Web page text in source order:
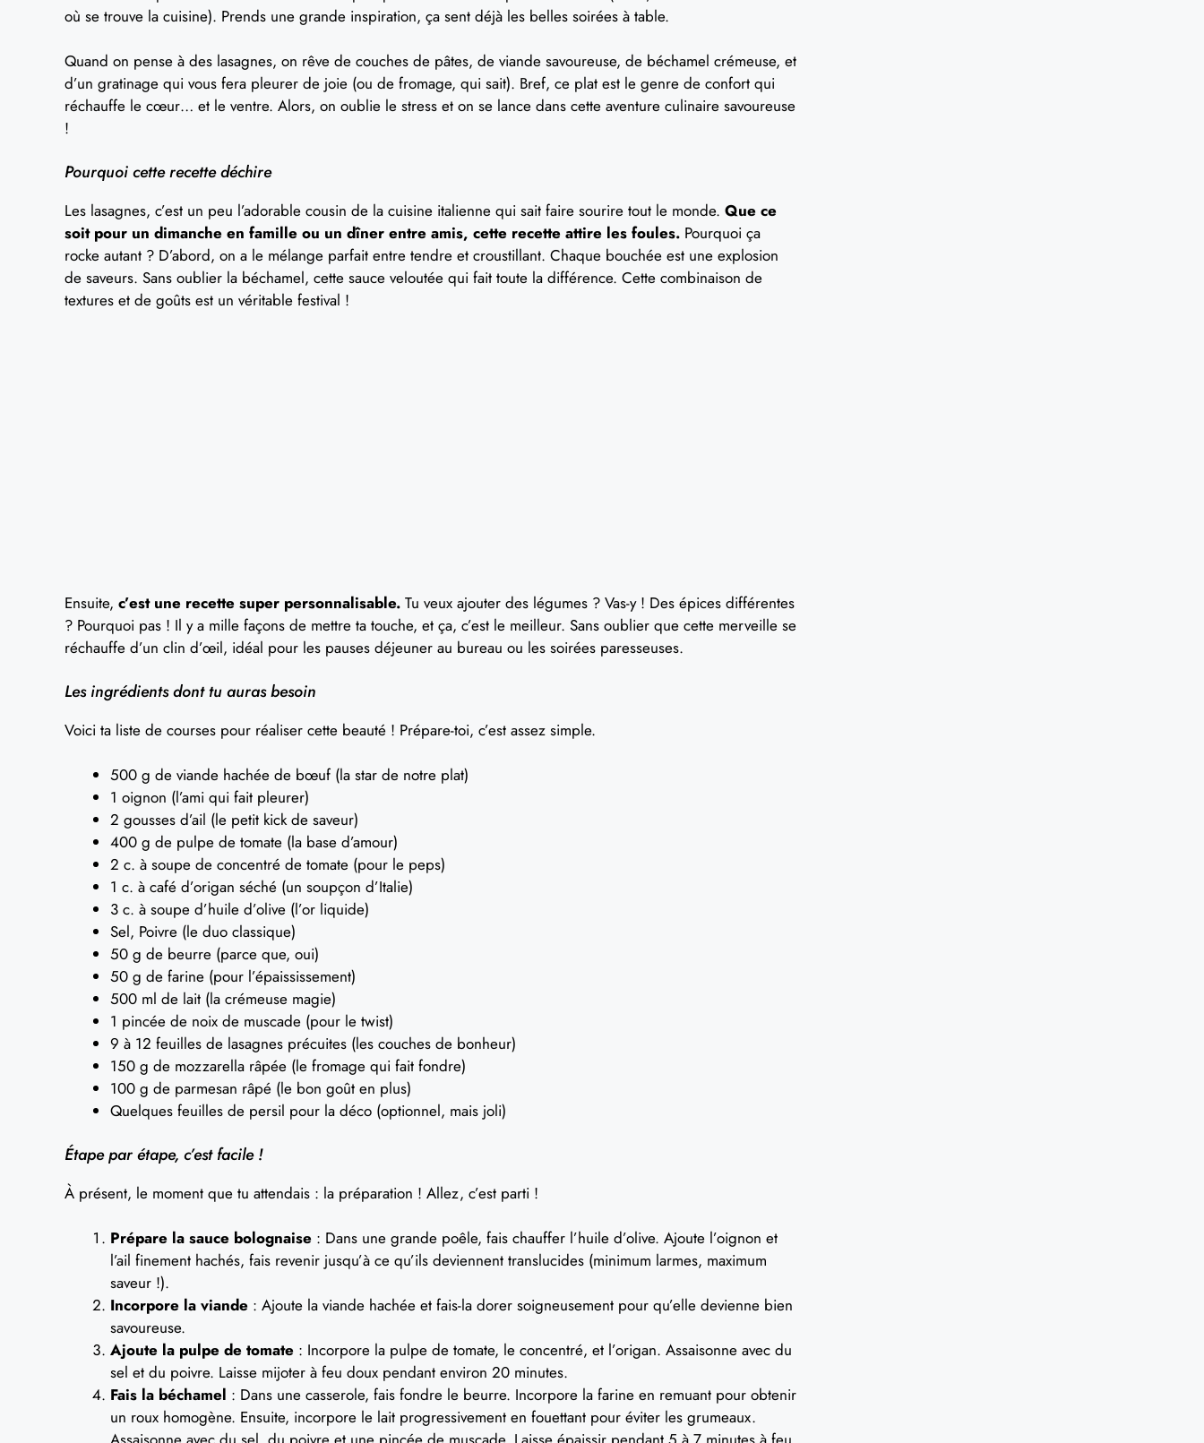
où se trouve la cuisine). Prends une grande inspiration, ça sent déjà les belles soirées à table.
Quand on pense à des lasagnes, on rêve de couches de pâtes, de viande savoureuse, de béchamel crémeuse, et
d’un gratinage qui vous fera pleurer de joie (ou de fromage, qui sait). Bref, ce plat est le genre de confort qui
réchauffe le cœur… et le ventre. Alors, on oublie le stress et on se lance dans cette aventure culinaire savoureuse
!
Pourquoi cette recette déchire
Les lasagnes, c’est un peu l’adorable cousin de la cuisine italienne qui sait faire sourire tout le monde. Que ce
soit pour un dimanche en famille ou un dîner entre amis, cette recette attire les foules. Pourquoi ça
rocke autant ? D’abord, on a le mélange parfait entre tendre et croustillant. Chaque bouchée est une explosion
de saveurs. Sans oublier la béchamel, cette sauce veloutée qui fait toute la différence. Cette combinaison de
textures et de goûts est un véritable festival !
Ensuite, c’est une recette super personnalisable. Tu veux ajouter des légumes ? Vas-y ! Des épices différentes
? Pourquoi pas ! Il y a mille façons de mettre ta touche, et ça, c’est le meilleur. Sans oublier que cette merveille se
réchauffe d’un clin d’œil, idéal pour les pauses déjeuner au bureau ou les soirées paresseuses.
Les ingrédients dont tu auras besoin
Voici ta liste de courses pour réaliser cette beauté ! Prépare-toi, c’est assez simple.
500 g de viande hachée de bœuf (la star de notre plat)
1 oignon (l’ami qui fait pleurer)
2 gousses d’ail (le petit kick de saveur)
400 g de pulpe de tomate (la base d’amour)
2 c. à soupe de concentré de tomate (pour le peps)
1 c. à café d’origan séché (un soupçon d’Italie)
3 c. à soupe d’huile d’olive (l’or liquide)
Sel, Poivre (le duo classique)
50 g de beurre (parce que, oui)
50 g de farine (pour l’épaississement)
500 ml de lait (la crémeuse magie)
1 pincée de noix de muscade (pour le twist)
9 à 12 feuilles de lasagnes précuites (les couches de bonheur)
150 g de mozzarella râpée (le fromage qui fait fondre)
100 g de parmesan râpé (le bon goût en plus)
Quelques feuilles de persil pour la déco (optionnel, mais joli)
Étape par étape, c’est facile !
À présent, le moment que tu attendais : la préparation ! Allez, c’est parti !
Prépare la sauce bolognaise : Dans une grande poêle, fais chauffer l’huile d’olive. Ajoute l’oignon et
l’ail finement hachés, fais revenir jusqu’à ce qu’ils deviennent translucides (minimum larmes, maximum
saveur !).
Incorpore la viande : Ajoute la viande hachée et fais-la dorer soigneusement pour qu’elle devienne bien
savoureuse.
Ajoute la pulpe de tomate : Incorpore la pulpe de tomate, le concentré, et l’origan. Assaisonne avec du
sel et du poivre. Laisse mijoter à feu doux pendant environ 20 minutes.
Fais la béchamel : Dans une casserole, fais fondre le beurre. Incorpore la farine en remuant pour obtenir
un roux homogène. Ensuite, incorpore le lait progressivement en fouettant pour éviter les grumeaux.